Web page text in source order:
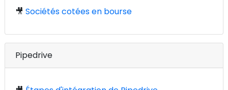
🎥 Sociétés cotées en bourse
Pipedrive